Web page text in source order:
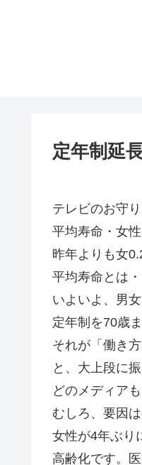
定年制延長
テレビのお守
平均寿命・女
昨年よりも女
平均寿命とは
いよいよ、男
定年制を70歳
それが「働き
と、大上段に
どのメディア
むしろ、要因
女性が4年ぶり
高齢化です。